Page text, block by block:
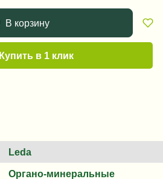
В корзину
Купить в 1 клик
Leda
Органо-минеральные